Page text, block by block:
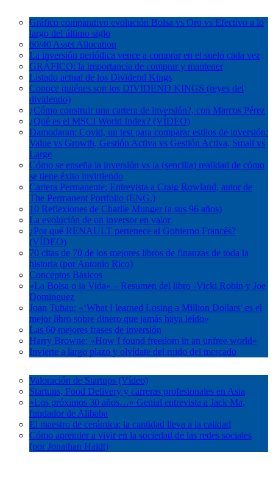
Gráfico comparativo evolución Bolsa vs Oro vs Efectivo a lo
largo del último siglo
60/40 Asset Allocation
La inversión periódica vence a comprar en el suelo cada vez
GRÁFICO: la importancia de comprar y mantener
Listado actual de los Dividend Kings
Conoce quiénes son los DIVIDEND KINGS (reyes del
dividendo)
¿Cómo construir una cartera de inversión?, con Marcos Pérez
¿Qué es el MSCI World Index? (VÍDEO)
Damodaran: Covid, un test para comparar estilos de inversión:
Value vs Growth, Gestión Activa vs Gestión Activa, Small vs
Large
Cómo se enseña la inversión vs la (sencilla) realidad de cómo
se tiene éxito invirtiendo
Cartera Permanente: Entrevista a Craig Rowland, autor de
The Permanent Portfolio (ENG.)
10 Reflexiones de Charlie Munger (a sus 96 años)
La evolución de un inversor en valor
¿Por qué RENAULT pertenece al Gobierno Francés?
(VÍDEO)
70 citas de 70 de los mejores libros de finanzas de toda la
historia (por Antonio Rico)
Conceptos Básicos
«La Bolsa o la Vida» – Resumen del libro -Vicki Robin y Joe
Dominguez
Joan Tubau: «‘What I learned Losing a Million Dollars’ es el
mejor libro sobre dinero que jamás haya leído»
Las 60 mejores frases de inversión
Harry Browne: «How I found freedom in an unfree world»
Invierte a largo plazo y olvídate del ruido del mercado
Valoración de Startups (Vídeo)
Startups, Food Delivery y carreras profesionales en Asia
«Los próximos 30 años…» Genial entrevista a Jack Ma,
fundador de Alibaba
El maestro de cerámica: la cantidad lleva a la calidad
Cómo aprender a vivir en la sociedad de las redes sociales
(por Jonathan Haidt)